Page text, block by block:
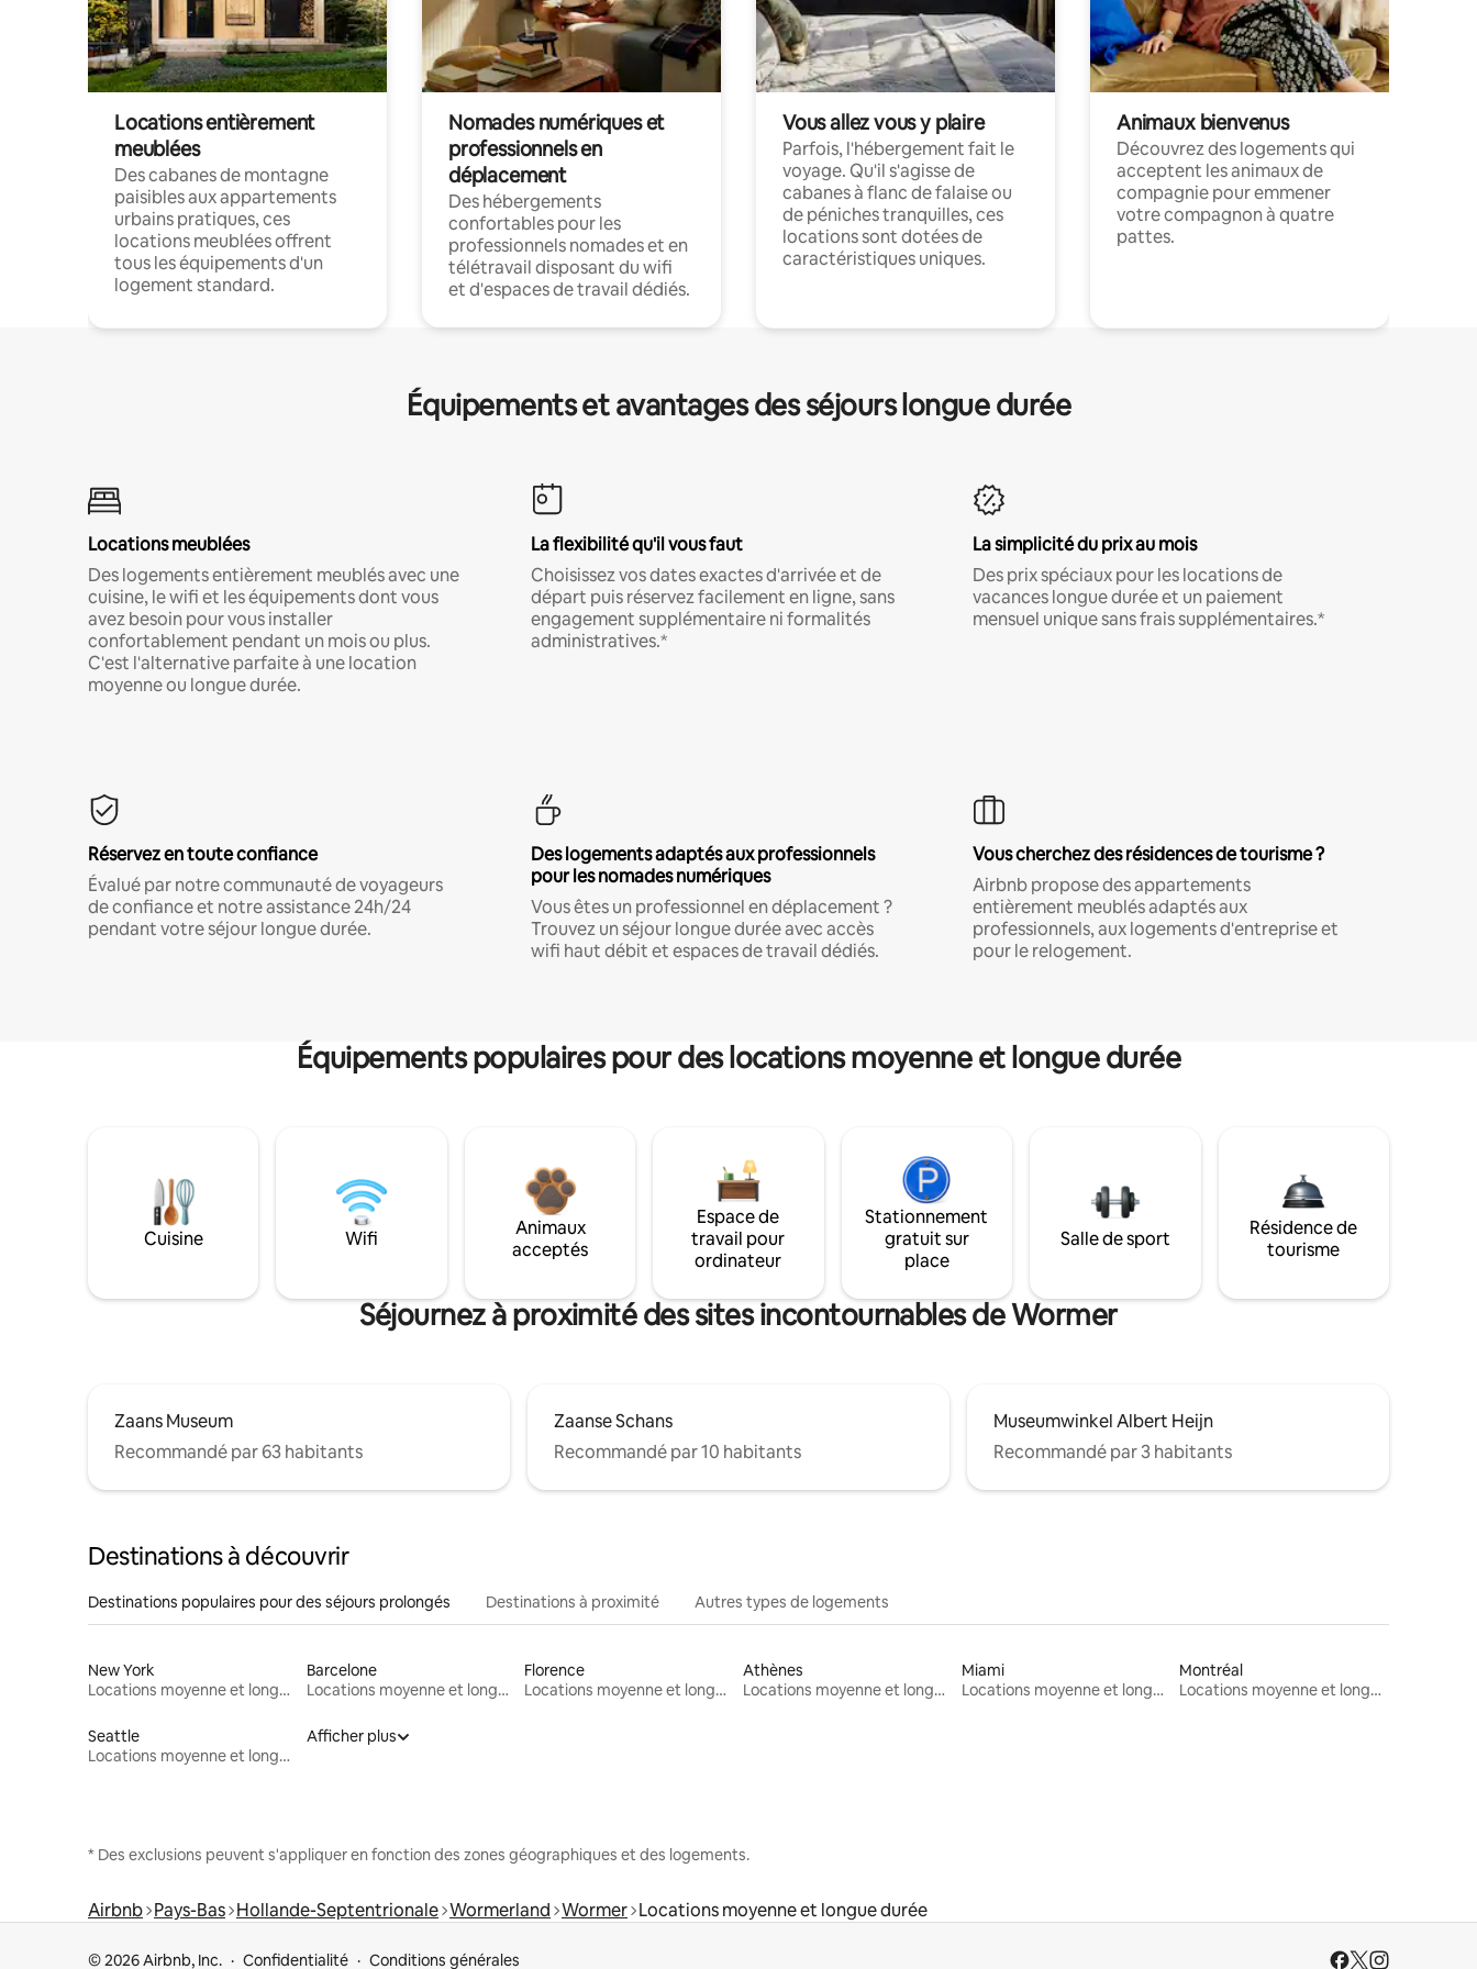
Locations entièrement
meublées
Des cabanes de montagne
paisibles aux appartements
urbains pratiques, ces
locations meublées offrent
tous les équipements d'un
logement standard.
Nomades numériques et
professionnels en
déplacement
Des hébergements
confortables pour les
professionnels nomades et en
télétravail disposant du wifi
et d'espaces de travail dédiés.
Vous allez vous y plaire
Parfois, l'hébergement fait le
voyage. Qu'il s'agisse de
cabanes à flanc de falaise ou
de péniches tranquilles, ces
locations sont dotées de
caractéristiques uniques.
Animaux bienvenus
Découvrez des logements qui
acceptent les animaux de
compagnie pour emmener
votre compagnon à quatre
pattes.
Équipements et avantages des séjours longue durée
Locations meublées
Des logements entièrement meublés avec une
cuisine, le wifi et les équipements dont vous
avez besoin pour vous installer
confortablement pendant un mois ou plus.
C'est l'alternative parfaite à une location
moyenne ou longue durée.
La flexibilité qu'il vous faut
Choisissez vos dates exactes d'arrivée et de
départ puis réservez facilement en ligne, sans
engagement supplémentaire ni formalités
administratives.*
La simplicité du prix au mois
Des prix spéciaux pour les locations de
vacances longue durée et un paiement
mensuel unique sans frais supplémentaires.*
Réservez en toute confiance
Évalué par notre communauté de voyageurs
de confiance et notre assistance 24h/24
pendant votre séjour longue durée.
Des logements adaptés aux professionnels
pour les nomades numériques
Vous êtes un professionnel en déplacement ?
Trouvez un séjour longue durée avec accès
wifi haut débit et espaces de travail dédiés.
Vous cherchez des résidences de tourisme ?
Airbnb propose des appartements
entièrement meublés adaptés aux
professionnels, aux logements d'entreprise et
pour le relogement.
Équipements populaires pour des locations moyenne et longue durée
Cuisine Wifi
Animaux
acceptés
Espace de
travail pour
ordinateur
Stationnement
gratuit sur
place
Salle de sport
Résidence de
tourisme
Séjournez à proximité des sites incontournables de Wormer
Zaans Museum
Recommandé par 63 habitants
Zaanse Schans
Recommandé par 10 habitants
Museumwinkel Albert Heijn
Recommandé par 3 habitants
Destinations à découvrir
Destinations populaires pour des séjours prolongés Destinations à proximité Autres types de logements
New York
Locations moyenne et longue durée
Barcelone
Locations moyenne et longue durée
Florence
Locations moyenne et longue durée
Athènes
Locations moyenne et longue durée
Miami
Locations moyenne et longue durée
Montréal
Locations moyenne et longue durée
Seattle
Locations moyenne et longue durée
Afficher plus
* Des exclusions peuvent s'appliquer en fonction des zones géographiques et des logements.
Airbnb Pays-Bas Hollande-Septentrionale Wormerland Wormer Locations moyenne et longue durée
© 2026 Airbnb, Inc. Confidentialité Conditions générales